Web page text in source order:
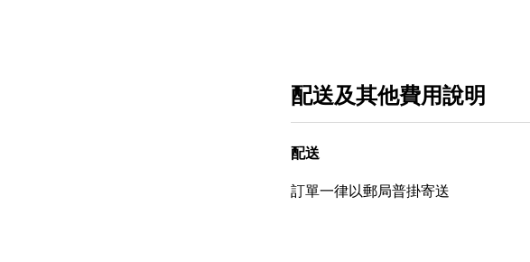
配送及其他費用說明
配送
訂單一律以郵局普掛寄送